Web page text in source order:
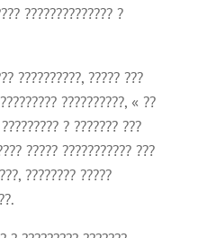
?????????????? ?
??????????, ????? ???
??????????, « ??
? ??????? ???
????? ??????????? ???
???????? ?????